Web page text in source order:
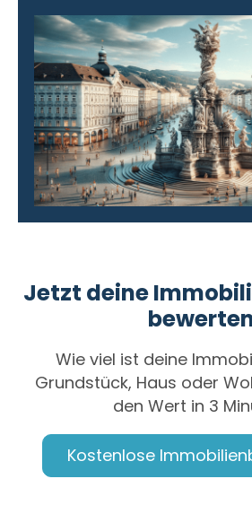
Jetzt deine
Wie viel ist deine
Grundstück, Haus oder
den Wert in 3
Kostenlose